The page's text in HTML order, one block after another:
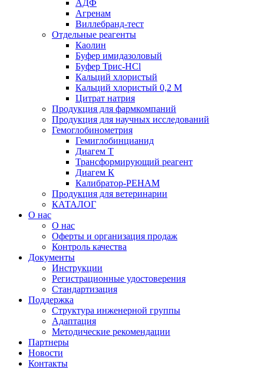
АДФ
Агренам
Виллебранд-тест
Отдельные реагенты
Каолин
Буфер имидазоловый
Буфер Трис-HCl
Кальций хлористый
Кальций хлористый 0,2 М
Цитрат натрия
Продукция для фармкомпаний
Продукция для научных исследований
Гемоглобинометрия
Гемиглобинцианид
Диагем Т
Трансформирующий реагент
Диагем К
Калибратор-РЕНАМ
Продукция для ветеринарии
КАТАЛОГ
О нас
О нас
Оферты и организация продаж
Контроль качества
Документы
Инструкции
Регистрационные удостоверения
Стандартизация
Поддержка
Структура инженерной группы
Адаптация
Методические рекомендации
Партнеры
Новости
Контакты